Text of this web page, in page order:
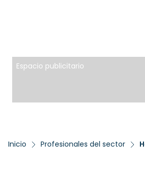
Espacio publicitario
Inicio Profesionales del sector